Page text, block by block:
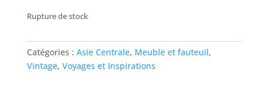
Rupture de stock
Catégories : Asie Centrale, Meuble et fauteuil,
Vintage, Voyages et Inspirations